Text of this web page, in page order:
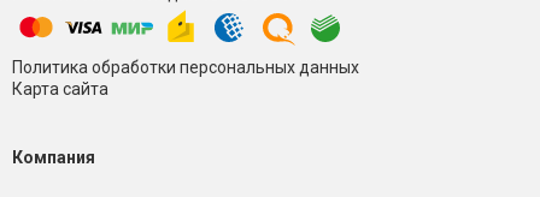
Политика обработки персональных данных
Карта сайта
Компания